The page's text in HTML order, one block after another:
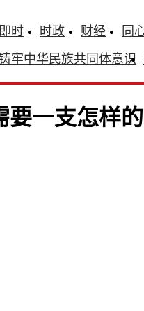
即时 时政 财经 同
牢中华民族共同体意识
要一支怎样